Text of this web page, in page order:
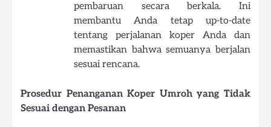
pembaruan secara berkala. Ini
membantu Anda tetap up-to-date
tentang perjalanan koper Anda dan
memastikan bahwa semuanya berjalan
sesuai rencana.
Prosedur Penanganan Koper Umroh yang Tidak
Sesuai dengan Pesanan